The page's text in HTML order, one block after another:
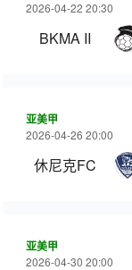
2026-04-22 20:30
BKMA II
亚美甲
2026-04-26 20:00
休尼克FC
亚美甲
2026-04-30 20:00